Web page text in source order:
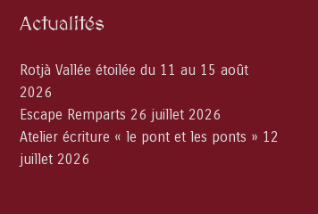
Actualités
Rotjà Vallée étoilée du 11 au 15 août
2026
Escape Remparts 26 juillet 2026
Atelier écriture « le pont et les ponts » 12
juillet 2026